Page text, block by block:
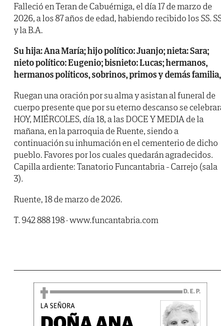
Falleció en Teran de Cabuérniga, el día 17 de marzo de
2026, a los 87 años de edad, habiendo recibido los SS.
y la B.A.
Su hija: Ana María; hijo político: Juanjo; nieta: Sara;
nieto político: Eugenio; bisnieto: Lucas; hermanos,
hermanos políticos, sobrinos, primos y demás familia,
Ruegan una oración por su alma y asistan al funeral de
cuerpo presente que por su eterno descanso se
HOY, MIÉRCOLES, día 18, a las DOCE Y MEDIA de la
mañana, en la parroquia de Ruente, siendo a
continuación su inhumación en el cementerio de dicho
pueblo. Favores por los cuales quedarán agradecidos.
Capilla ardiente: Tanatorio Funcantabria - Carrejo (sala
3).
Ruente, 18 de marzo de 2026.
T. 942 888 198 · www.funcantabria.com